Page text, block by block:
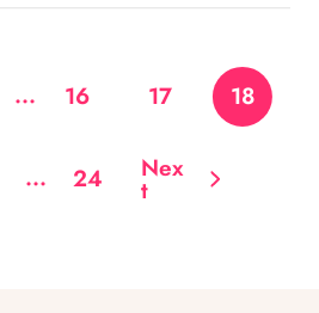
... 16 17 18
... 24 Nex
t